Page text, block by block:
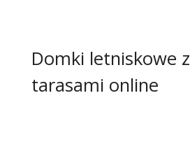
Domki letniskowe z
tarasami online